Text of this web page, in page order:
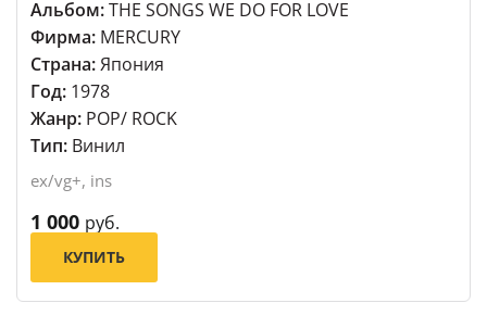
Альбом:THE SONGS WE DO FOR LOVE
Фирма: MERCURY
Страна:Япония
Год: 1978
Жанр: POP/ ROCK
Тип: Винил
ex/vg+, ins
1 000 руб.
КУПИТЬ